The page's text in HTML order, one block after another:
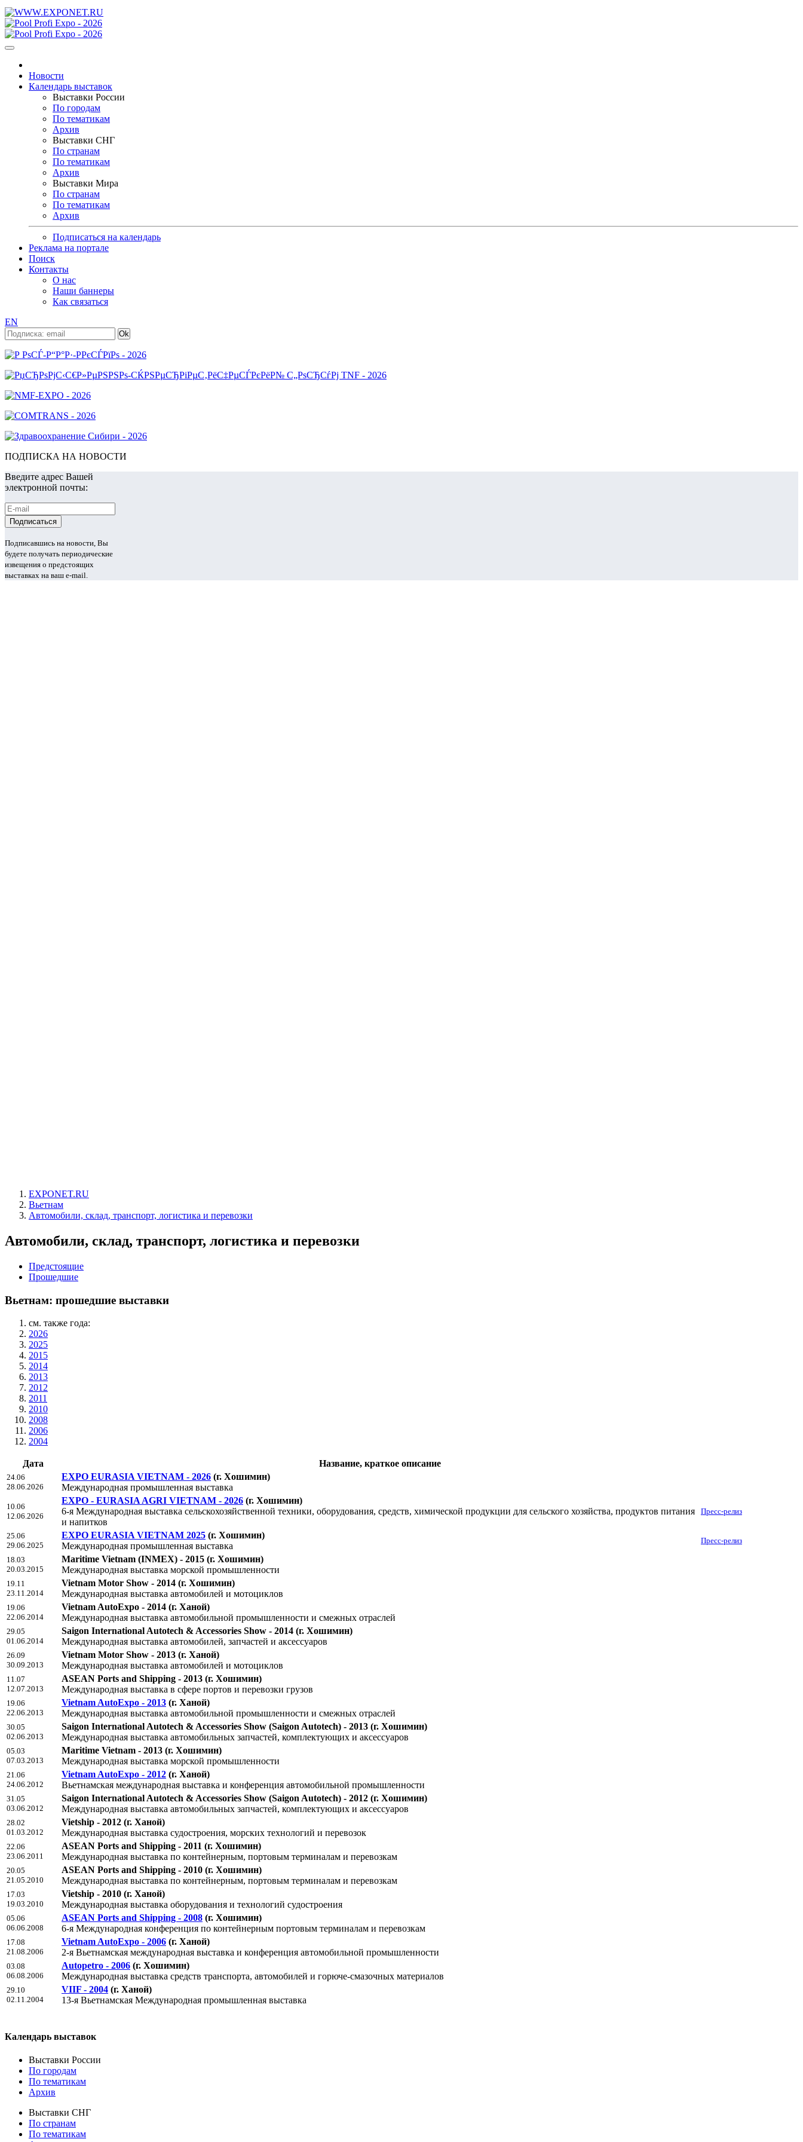
Новости
Календарь выставок
Выставки России
По городам
По тематикам
Архив
Выставки СНГ
По странам
По тематикам
Архив
Выставки Мира
По странам
По тематикам
Архив
Подписаться на календарь
Реклама на портале
Поиск
Контакты
О нас
Наши баннеры
Как связаться
EN
ПОДПИСКА НА НОВОСТИ
Введите адрес Вашей
электронной почты:
Подписавшись на новости, Вы
будете получать периодические
извещения о предстоящих
выставках на ваш e-mail.
EXPONET.RU
Вьетнам
Автомобили, склад, транспорт, логистика и перевозки
Автомобили, склад, транспорт, логистика и перевозки
Предстоящие
Прошедшие
Вьетнам: прошедшие выставки
см. также года:
2026
2025
2015
2014
2013
2012
2011
2010
2008
2006
2004
Дата Название, краткое описание
24.06
28.06.2026
EXPO EURASIA VIETNAM - 2026 (г. Хошимин)
Международная промышленная выставка
10.06
12.06.2026
EXPO - EURASIA AGRI VIETNAM - 2026 (г. Хошимин)
6-я Международная выставка сельскохозяйственной техники, оборудования, средств, химической продукции для сельского хозяйства, продуктов питания
и напитков
Пресс-релиз
25.06
29.06.2025
EXPO EURASIA VIETNAM 2025 (г. Хошимин)
Международная промышленная выставка
Пресс-релиз
18.03
20.03.2015
Maritime Vietnam (INMEX) - 2015 (г. Хошимин)
Международная выставка морской промышленности
19.11
23.11.2014
Vietnam Motor Show - 2014 (г. Хошимин)
Международная выставка автомобилей и мотоциклов
19.06
22.06.2014
Vietnam AutoExpo - 2014 (г. Ханой)
Международная выставка автомобильной промышленности и смежных отраслей
29.05
01.06.2014
Saigon International Autotech & Accessories Show - 2014 (г. Хошимин)
Международная выставка автомобилей, запчастей и аксессуаров
26.09
30.09.2013
Vietnam Motor Show - 2013 (г. Ханой)
Международная выставка автомобилей и мотоциклов
11.07
12.07.2013
ASEAN Ports and Shipping - 2013 (г. Хошимин)
Mеждународная выставка в сфере портов и перевозки грузов
19.06
22.06.2013
Vietnam AutoExpo - 2013 (г. Ханой)
Международная выставка автомобильной промышленности и смежных отраслей
30.05
02.06.2013
Saigon International Autotech & Accessories Show (Saigon Autotech) - 2013 (г. Хошимин)
Международная выставка автомобильных запчастей, комплектующих и аксессуаров
05.03
07.03.2013
Maritime Vietnam - 2013 (г. Хошимин)
Международная выставка морской промышленности
21.06
24.06.2012
Vietnam AutoExpo - 2012 (г. Ханой)
Вьетнамская международная выставка и конференция автомобильной промышленности
31.05
03.06.2012
Saigon International Autotech & Accessories Show (Saigon Autotech) - 2012 (г. Хошимин)
Международная выставка автомобильных запчастей, комплектующих и аксессуаров
28.02
01.03.2012
Vietship - 2012 (г. Ханой)
Международная выставка судостроения, морских технологий и перевозок
22.06
23.06.2011
ASEAN Ports and Shipping - 2011 (г. Хошимин)
Mеждународная выставка по контейнерным, портовым терминалам и перевозкам
20.05
21.05.2010
ASEAN Ports and Shipping - 2010 (г. Хошимин)
Mеждународная выставка по контейнерным, портовым терминалам и перевозкам
17.03
19.03.2010
Vietship - 2010 (г. Ханой)
Международная выставка оборудования и технологий судостроения
05.06
06.06.2008
ASEAN Ports and Shipping - 2008 (г. Хошимин)
6-я Mеждународная конференция по контейнерным портовым терминалам и перевозкам
17.08
21.08.2006
Vietnam AutoExpo - 2006 (г. Ханой)
2-я Вьетнамская международная выставка и конференция автомобильной промышленности
03.08
06.08.2006
Autopetro - 2006 (г. Хошимин)
Международная выставка средств транспорта, автомобилей и горюче-смазочных материалов
29.10
02.11.2004
VIIF - 2004 (г. Ханой)
13-я Вьетнамская Международная промышленная выставка
Календарь выставок
Выставки России
По городам
По тематикам
Архив
Выставки СНГ
По странам
По тематикам